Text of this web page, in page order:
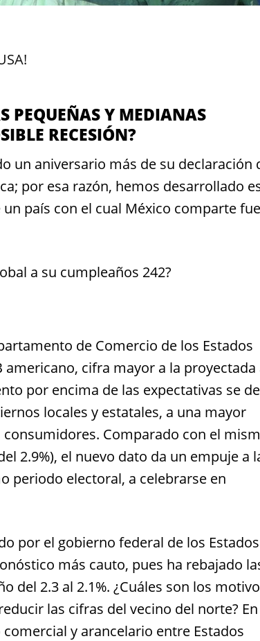
PEQUEÑAS Y MEDIANAS
RECESIÓN?
un aniversario más de su declaración
por esa razón, hemos desarrollado
país con el cual México comparte
a su cumpleaños 242?
de Comercio de los Estados
cifra mayor a la proyectada
por encima de las expectativas se
locales y estatales, a una mayor
Comparado con el
2.9%), el nuevo dato da un empuje a
periodo electoral, a celebrarse en
por el gobierno federal de los Estados
más cauto, pues ha rebajado
del 2.3 al 2.1%. ¿Cuáles son los
las cifras del vecino del norte? En
y arancelario entre Estados